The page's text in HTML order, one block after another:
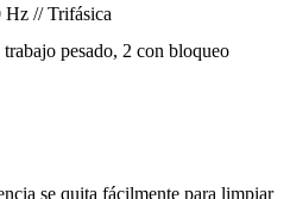
Hz // Trifásica
trabajo pesado, 2 con bloqueo
se quita fácilmente para limpiar